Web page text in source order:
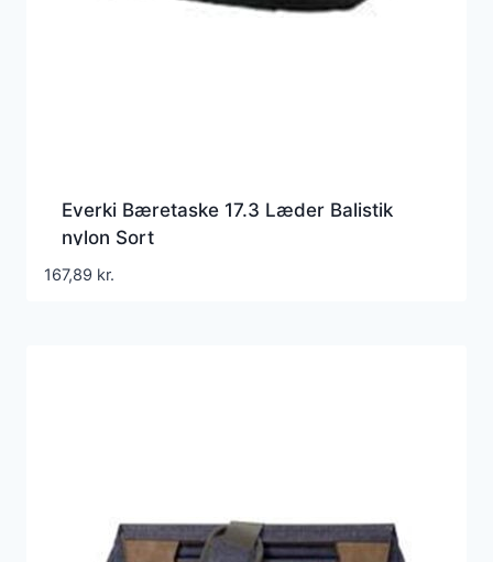
Everki Bæretaske 17.3 Læder Balistik
nylon Sort
167,89 kr.